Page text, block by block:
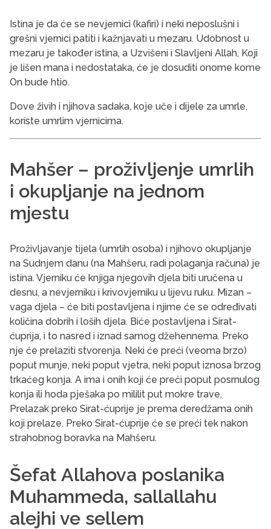
Istina je da će se nevjernici (kafiri) i neki neposlušni i
grešni vjernici patiti i kažnjavati u mezaru. Udobnost u
mezaru je također istina, a Uzvišeni i Slavljeni Allah, Koji
je lišen mana i nedostataka, će je dosuditi onome kome
On bude htio.
Dove živih i njihova sadaka, koje uče i dijele za umrle,
koriste umrlim vjernicima.
Mahšer – proživljenje umrlih
i okupljanje na jednom
mjestu
Proživljavanje tijela (umrlih osoba) i njihovo okupljanje
na Sudnjem danu (na Mahšeru, radi polaganja računa) je
istina. Vjerniku će knjiga njegovih djela biti uručena u
desnu, a nevjerniku i krivovjerniku u lijevu ruku. Mizan –
vaga djela – će biti postavljena i njime će se određivati
količina dobrih i loših djela. Biće postavljena i Sirat-
ćuprija, i to nasred i iznad samog džehennema. Preko
nje će prelaziti stvorenja. Neki će preći (veoma brzo)
poput munje, neki poput vjetra, neki poput iznosa brzog
trkaćeg konja. A ima i onih koji će preći poput posrnulog
konja ili hoda pješaka po mililit put mokre trave.
Prelazak preko Sirat-ćuprije je prema deredžama onih
koji prelaze. Preko Sirat-ćuprije će se preći tek nakon
strahobnog boravka na Mahšeru.
Šefat Allahova poslanika
Muhammeda, sallallahu
alejhi ve sellem